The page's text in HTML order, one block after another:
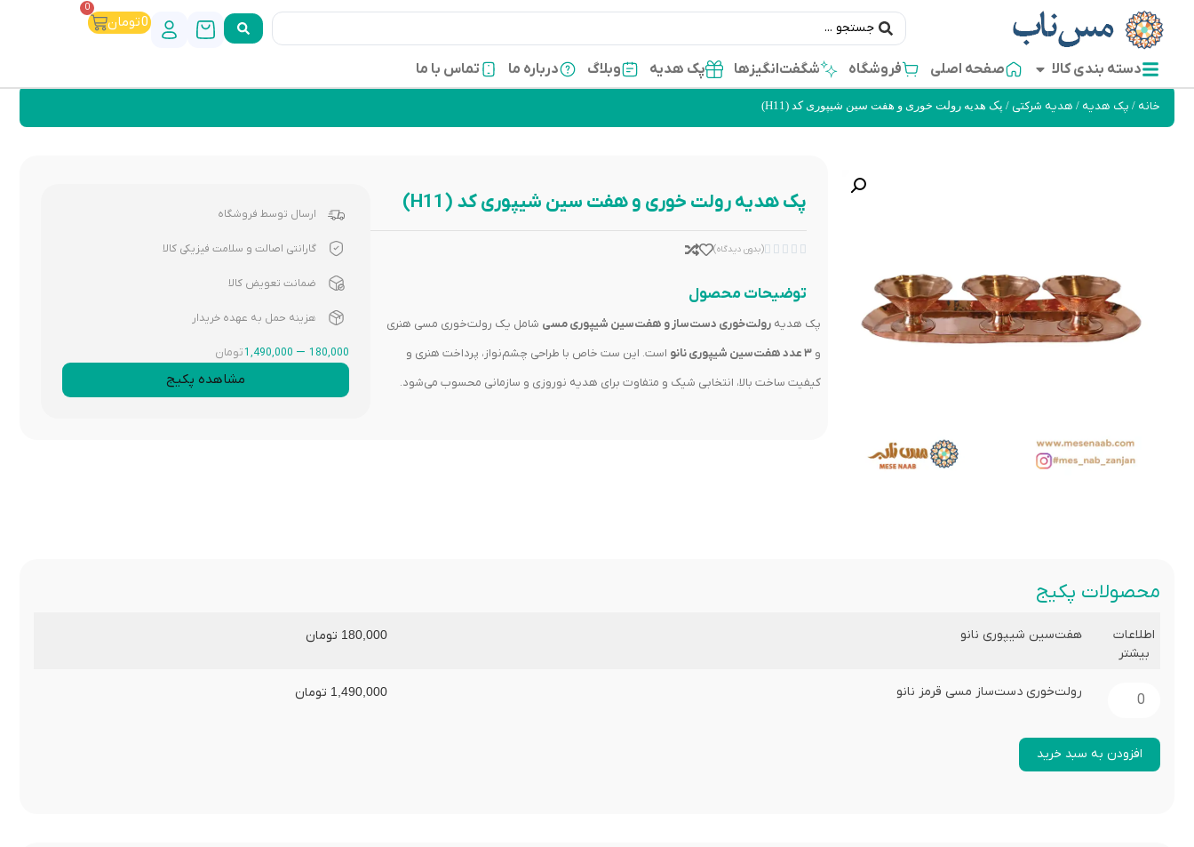
0تومان
0
دسته بندی کالا صفحه اصلی فروشگاه شگفت‌انگیزها پک هدیه وبلاگ درباره ما تماس با ما
خانه / پک هدیه / هدیه شرکتی / پک هدیه رولت خوری و هفت سین شیپوری کد (H11)
پک هدیه رولت خوری و هفت سین شیپوری کد (H11)




(بدون دیدگاه)
توضیحات محصول
پک هدیه رولت‌خوری دست‌ساز و هفت‌سین شیپوری مسی شامل یک رولت‌خوری مسی هنری
و ۳ عدد هفت‌سین شیپوری نانو
است. این ست خاص با طراحی چشم‌نواز، پرداخت هنری و
کیفیت ساخت بالا، انتخابی شیک و متفاوت برای هدیه نوروزی و سازمانی محسوب می‌شود.
ارسال توسط فروشگاه
گارانتی اصالت و سلامت فیزیکی کالا
ضمانت تعویض کالا
هزینه حمل به عهده خریدار
180,000
–
1,490,000تومان
مشاهده پکیج
محصولات پکیج
اطلاعات
بیشتر
هفت‌سین شیپوری نانو 180,000 تومان
رولت‌خوری دست‌ساز مسی قرمز نانو 1,490,000 تومان
افزودن به سبد خرید